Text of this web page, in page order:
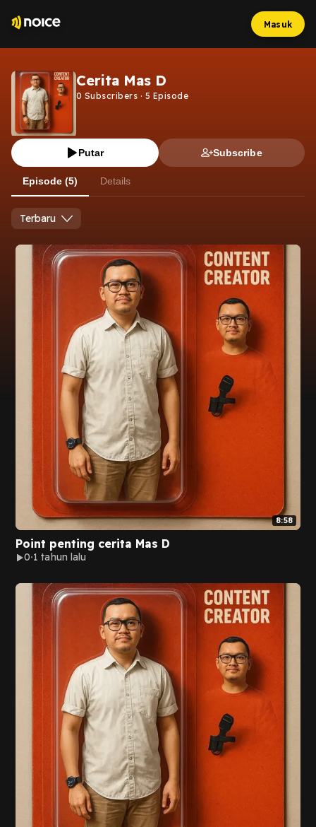
Masuk
Cerita Mas D
0 Subscribers · 5 Episode
Putar Subscribe
Episode (5) Details
Terbaru
8:58
Point penting cerita Mas D
0 1 tahun lalu